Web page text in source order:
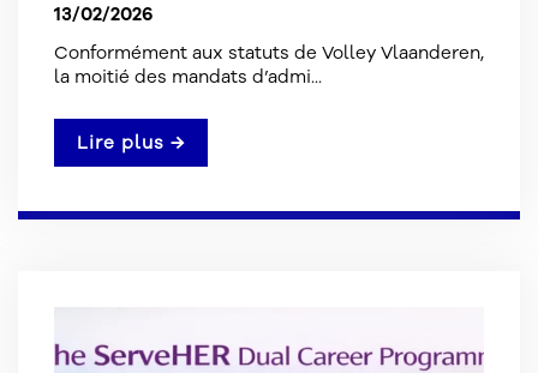
13/02/2026
Conformément aux statuts de Volley Vlaanderen,
la moitié des mandats d’admi...
Lire plus →